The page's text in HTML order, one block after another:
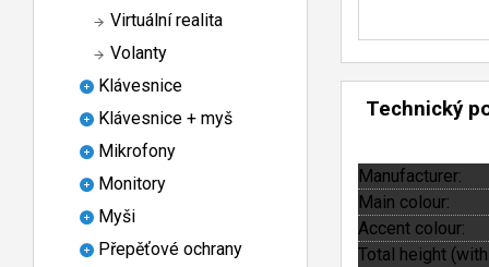
Virtuální realita
Volanty
Klávesnice
Klávesnice + myš
Mikrofony
Monitory
Myši
Přepěťové ochrany
Technický
Manufacturer:
Main colour:
Accent colour:
Total height